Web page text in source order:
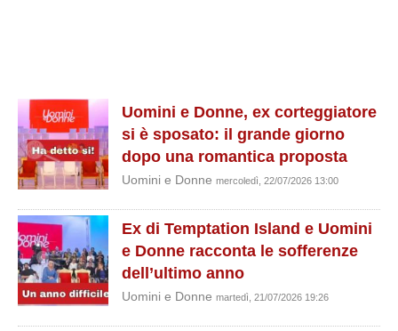
Uomini e Donne, ex corteggiatore
si è sposato: il grande giorno
dopo una romantica proposta
Uomini e Donne mercoledì, 22/07/2026 13:00
Ex di Temptation Island e Uomini
e Donne racconta le sofferenze
dell’ultimo anno
Uomini e Donne martedì, 21/07/2026 19:26